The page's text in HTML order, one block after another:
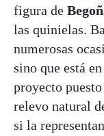
figura de
las quinielas.
numerosas
sino que está
proyecto
relevo natural
si la